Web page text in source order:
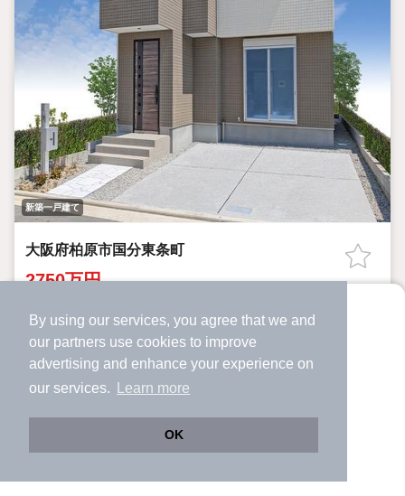
By using our services, you agree that we and
our partners use cookies to improve
advertising and enhance your experience on
our services.
Learn more
OK
より使いやすくなった
アプリで物件探ししませんか？
サクサク動く地図で物件検索
新築一戸建て
大阪府柏原市国分東条町
2750万円
河内国分駅 歩
分 （近鉄大阪線）
大阪教育大前駅 歩
分 （近鉄大阪線）
高井田駅 歩 23分 （関西線）
大阪府柏原市国分東条町
近鉄大阪線「河内国分」歩16分 指定なし 駐車場2台可 3日以
内 販売戸数1戸 総戸数14戸 価格／2750万円 大阪府柏原市